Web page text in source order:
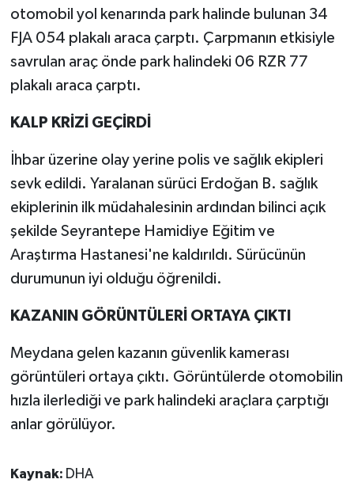
otomobil yol kenarında park halinde bulunan 34
FJA 054 plakalı araca çarptı. Çarpmanın etkisiyle
savrulan araç önde park halindeki 06 RZR 77
plakalı araca çarptı.
KALP KRİZİ GEÇİRDİ
İhbar üzerine olay yerine polis ve sağlık ekipleri
sevk edildi. Yaralanan sürüci Erdoğan B. sağlık
ekiplerinin ilk müdahalesinin ardından bilinci açık
şekilde Seyrantepe Hamidiye Eğitim ve
Araştırma Hastanesi'ne kaldırıldı. Sürücünün
durumunun iyi olduğu öğrenildi.
KAZANIN GÖRÜNTÜLERİ ORTAYA ÇIKTI
Meydana gelen kazanın güvenlik kamerası
görüntüleri ortaya çıktı. Görüntülerde otomobilin
hızla ilerlediği ve park halindeki araçlara çarptığı
anlar görülüyor.
Kaynak: DHA